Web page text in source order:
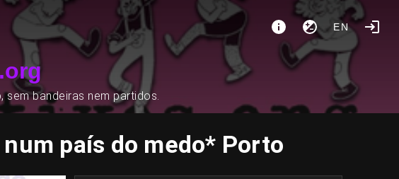
EN
sem bandeiras nem partidos.
num país do medo* Porto